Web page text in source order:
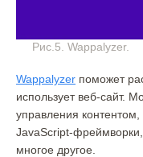
Рис.5. Wappalyzer.
Wappalyzer поможет
использует веб-сайт.
управления
JavaScript-
многое другое.